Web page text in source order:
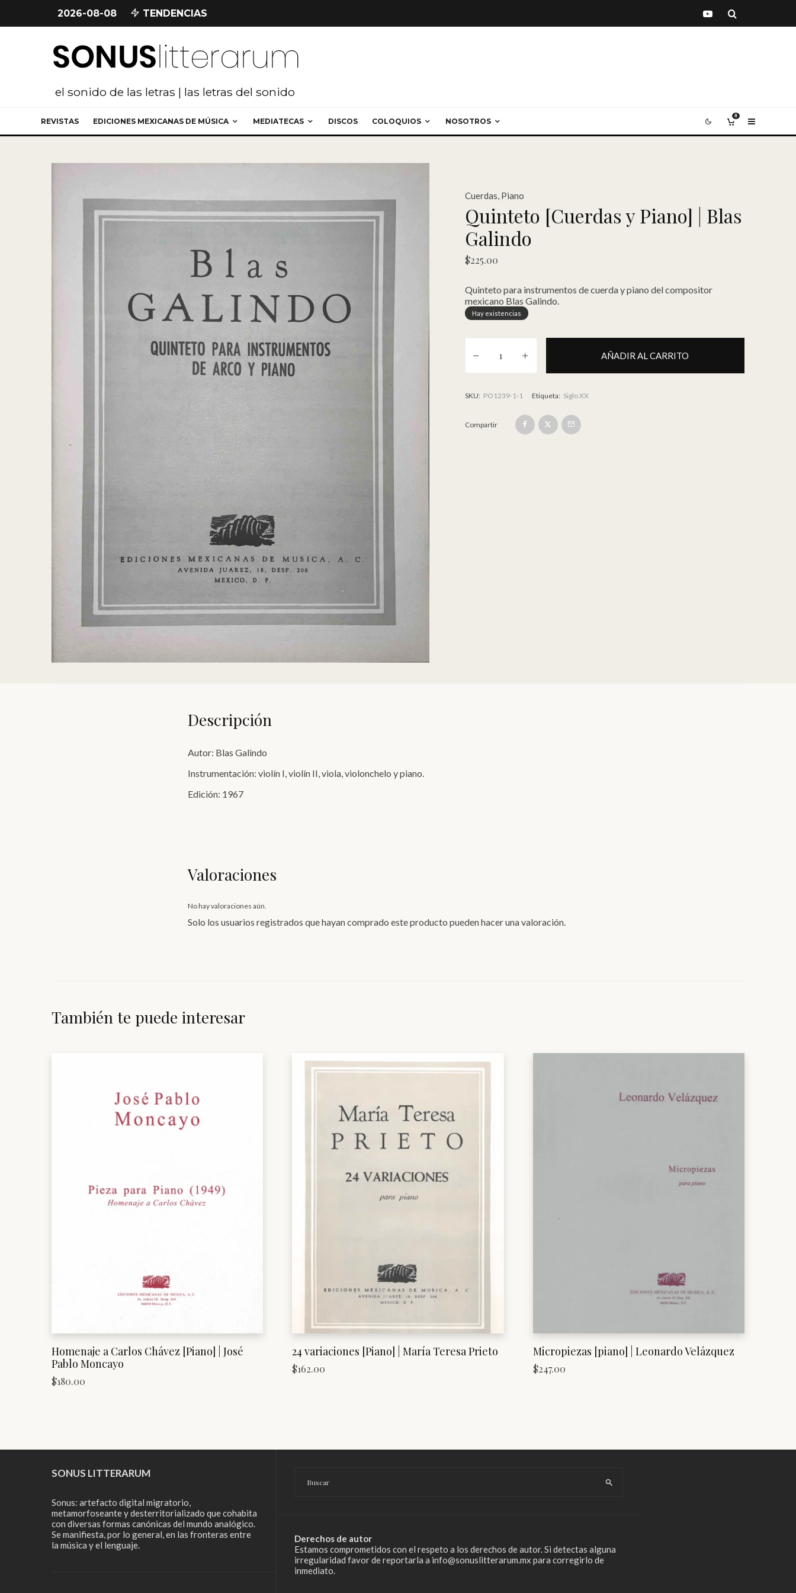
2026-08-08 TENDENCIAS
el sonido de las letras | las letras del sonido
REVISTAS EDICIONES MEXICANAS DE MÚSICA MEDIATECAS DISCOS COLOQUIOS NOSOTROS
0
Cuerdas, Piano
Quinteto [Cuerdas y Piano] | Blas
Galindo
$225.00
Quinteto para instrumentos de cuerda y piano del compositor
mexicano Blas Galindo.
Hay existencias
Quinteto [Cuerdas y Piano] | Blas Galindo cantidad
AÑADIR AL CARRITO
SKU: PO1239-1-1 Etiqueta: Siglo XX
Compartir
Descripción
Autor: Blas Galindo
Instrumentación: violín I, violín II, viola, violonchelo y piano.
Edición: 1967
Valoraciones
No hay valoraciones aún.
Solo los usuarios registrados que hayan comprado este producto pueden hacer una valoración.
También te puede interesar
Homenaje a Carlos Chávez [Piano] | José
Pablo Moncayo
$180.00
24 variaciones [Piano] | María Teresa Prieto
$162.00
Micropiezas [piano] | Leonardo Velázquez
$247.00
SONUS LITTERARUM
Sonus: artefacto digital migratorio,
metamorfoseante y desterritorializado que cohabita
con diversas formas canónicas del mundo analógico.
Se manifiesta, por lo general, en las fronteras entre
la música y el lenguaje.
Derechos de autor
Estamos comprometidos con el respeto a los derechos de autor. Si detectas alguna
irregularidad favor de reportarla a info@sonuslitterarum.mx para corregirlo de
inmediato.